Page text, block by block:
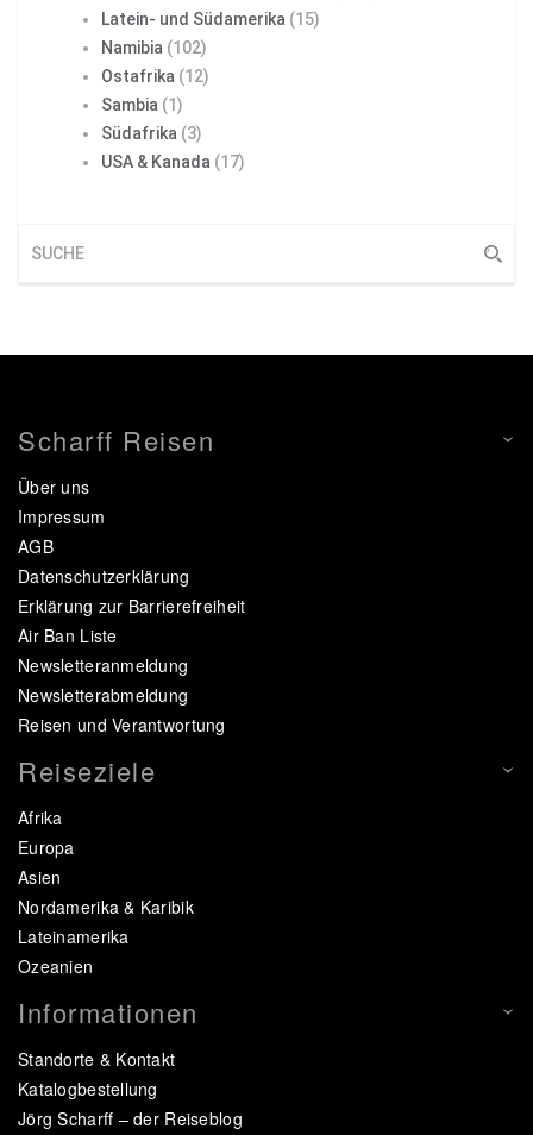
Latein- und Südamerika (15)
Namibia (102)
Ostafrika (12)
Sambia (1)
Südafrika (3)
USA & Kanada (17)
Scharff Reisen
Über uns
Impressum
AGB
Datenschutzerklärung
Erklärung zur Barrierefreiheit
Air Ban Liste
Newsletteranmeldung
Newsletterabmeldung
Reisen und Verantwortung
Reiseziele
Afrika
Europa
Asien
Nordamerika & Karibik
Lateinamerika
Ozeanien
Informationen
Standorte & Kontakt
Katalogbestellung
Jörg Scharff – der Reiseblog